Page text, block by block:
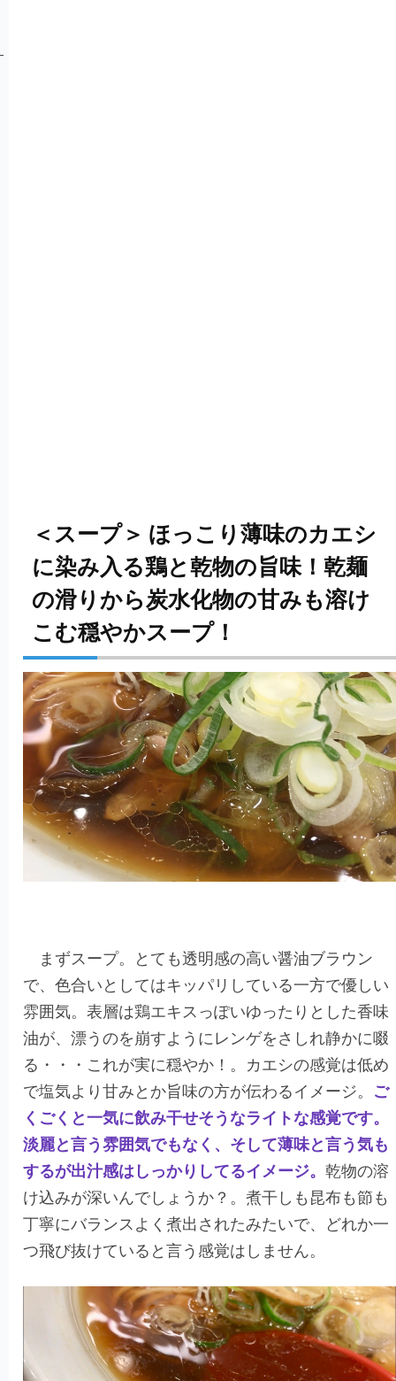
＜スープ＞ ほっこり薄味のカエシ
に染み入る鶏と乾物の旨味！乾麺
の滑りから炭水化物の甘みも溶け
こむ穏やかスープ！
まずスープ。とても透明感の高い醤油ブラウン
で、色合いとしてはキッパリしている一方で優しい
雰囲気。表層は鶏エキスっぽいゆったりとした香味
油が、漂うのを崩すようにレンゲをさしれ静かに啜
る・・・これが実に穏やか！。カエシの感覚は低め
で塩気より甘みとか旨味の方が伝わるイメージ。 ご
くごくと一気に飲み干せそうなライトな感覚です。
淡麗と言う雰囲気でもなく、そして薄味と言う気も
するが出汁感はしっかりしてるイメージ。 乾物の溶
け込みが深いんでしょうか？。煮干しも昆布も節も
丁寧にバランスよく煮出されたみたいで、どれか一
つ飛び抜けていると言う感覚はしません。